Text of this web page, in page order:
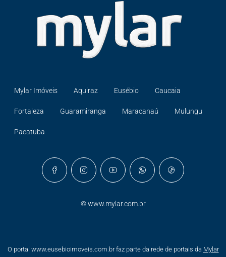
Mylar Imóveis Aquiraz Eusébio Caucaia
Fortaleza Guaramiranga Maracanaú Mulungu
Pacatuba
©www.mylar.com.br
O portal www.eusebioimoveis.com.br faz parte da rede de portais da Mylar